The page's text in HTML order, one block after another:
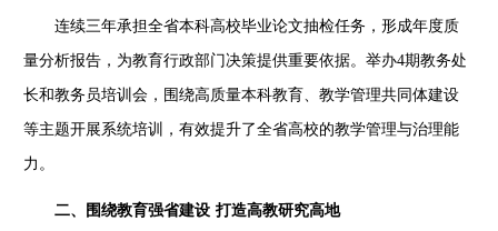
连续三年承担全省本科高校毕业论文抽检任务，形成年度质
量分析报告，为教育行政部门决策提供重要依据。举办4期教务处
长和教务员培训会，围绕高质量本科教育、教学管理共同体建设
等主题开展系统培训，有效提升了全省高校的教学管理与治理能
力。
二、围绕教育强省建设 打造高教研究高地